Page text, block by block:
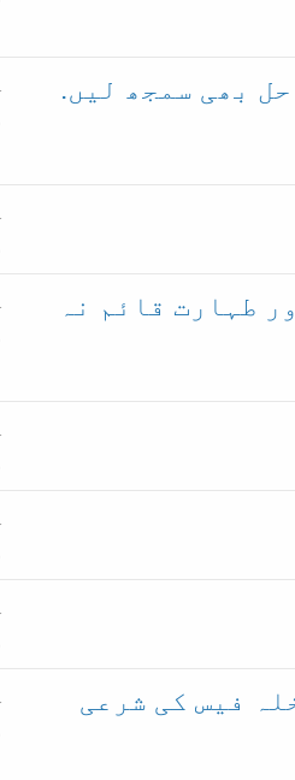
بھی سمجھ لیں.
طہارت قائم نہ
فیس کی شرعی